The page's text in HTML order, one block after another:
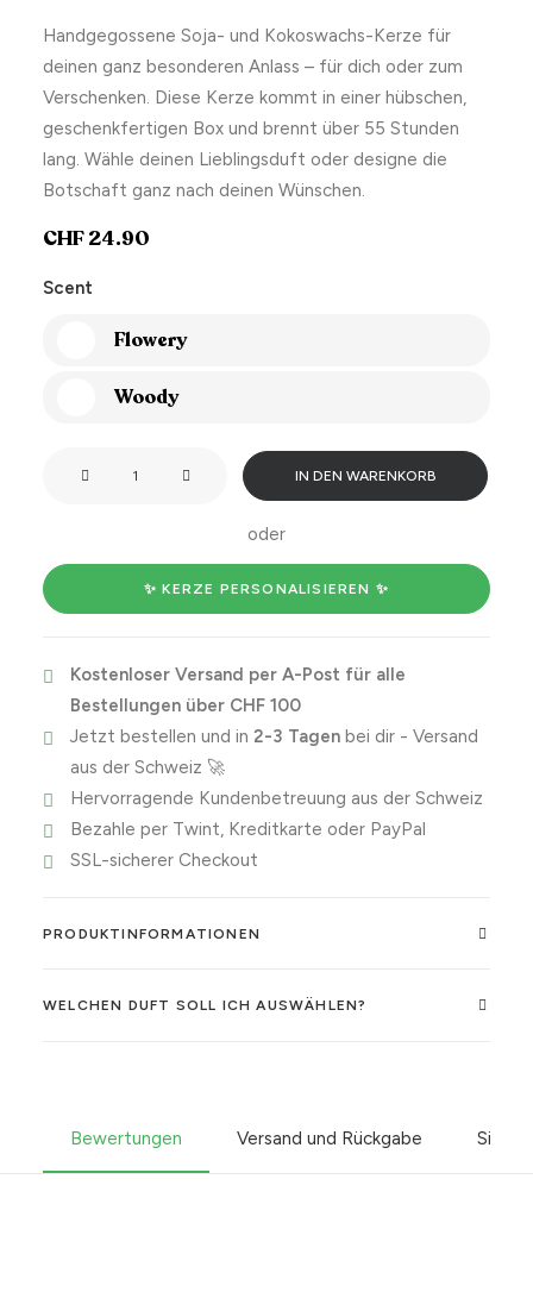
Handgegossene Soja- und Kokoswachs-Kerze für
deinen ganz besonderen Anlass – für dich oder zum
Verschenken. Diese Kerze kommt in einer hübschen,
geschenkfertigen Box und brennt über 55 Stunden
lang. Wähle deinen Lieblingsduft oder designe die
Botschaft ganz nach deinen Wünschen.
CHF24.90
Scent
Flowery
Woody
need
to
the
f*ck
down!
Menge
IN DEN WARENKORB
oder
✨ KERZE PERSONALISIEREN ✨
Kostenloser Versand per A-Post für alle
Bestellungen über CHF 100
Jetzt bestellen und in 2-3 Tagenbei dir - Versand
aus der Schweiz 🚀
Hervorragende Kundenbetreuung aus der Schweiz
Bezahle per Twint, Kreditkarte oder PayPal
SSL-sicherer Checkout
PRODUKTINFORMATIONEN
WELCHEN DUFT SOLL ICH AUSWÄHLEN?
Bewertungen Versand und Rückgabe